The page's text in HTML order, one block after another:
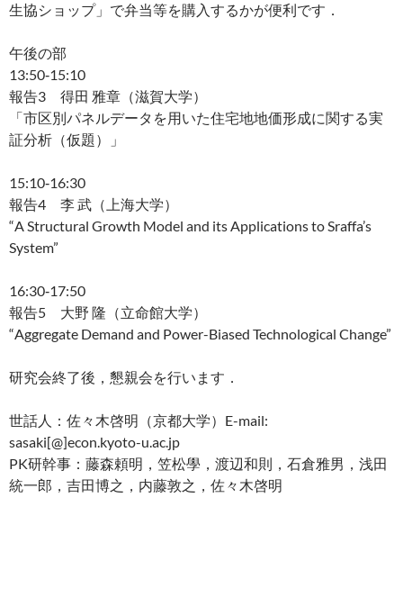
生協ショップ」で弁当等を購入するかが便利です．
午後の部
13:50‐15:10
報告3 得田 雅章（滋賀大学）
「市区別パネルデータを用いた住宅地地価形成に関する実
証分析（仮題）」
15:10‐16:30
報告4 李 武（上海大学）
“A Structural Growth Model and its Applications to Sraffa’s
System”
16:30‐17:50
報告5 大野 隆（立命館大学）
“Aggregate Demand and Power-Biased Technological Change”
研究会終了後，懇親会を行います．
世話人：佐々木啓明（京都大学）E-mail:
sasaki[@]econ.kyoto-u.ac.jp
PK研幹事：藤森頼明，笠松學，渡辺和則，石倉雅男，浅田
統一郎，吉田博之，内藤敦之，佐々木啓明